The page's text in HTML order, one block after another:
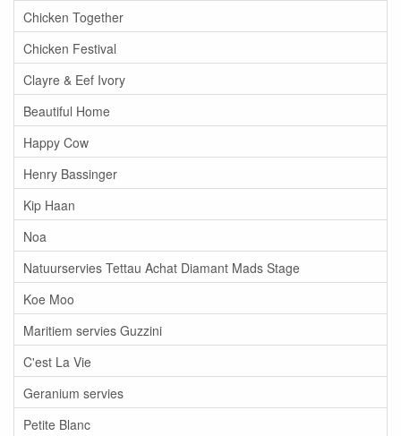
Chicken Together
Chicken Festival
Clayre & Eef Ivory
Beautiful Home
Happy Cow
Henry Bassinger
Kip Haan
Noa
Natuurservies Tettau Achat Diamant Mads Stage
Koe Moo
Maritiem servies Guzzini
C'est La Vie
Geranium servies
Petite Blanc